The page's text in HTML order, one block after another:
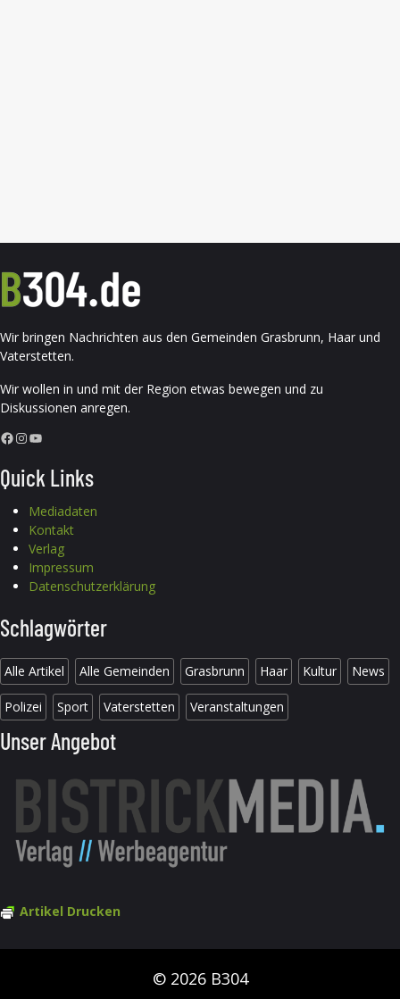
Wir bringen Nachrichten aus den Gemeinden Grasbrunn, Haar und
Vaterstetten.
Wir wollen in und mit der Region etwas bewegen und zu
Diskussionen anregen.
Facebook InstagramYouTube
Quick Links
Mediadaten
Kontakt
Verlag
Impressum
Datenschutzerklärung
Schlagwörter
Alle Artikel Alle Gemeinden Grasbrunn Haar Kultur News
Polizei Sport Vaterstetten Veranstaltungen
Unser Angebot
Artikel Drucken
© 2026 B304